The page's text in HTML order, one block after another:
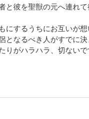
彼を聖獣の元へ連れて
するうちにお互いが想
なるべき人がすでに決
がハラハラ、切ないで